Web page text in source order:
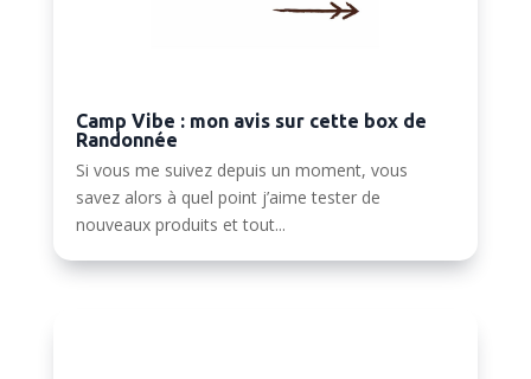
Camp Vibe : mon avis sur cette box de
Randonnée
Si vous me suivez depuis un moment, vous
savez alors à quel point j’aime tester de
nouveaux produits et tout...